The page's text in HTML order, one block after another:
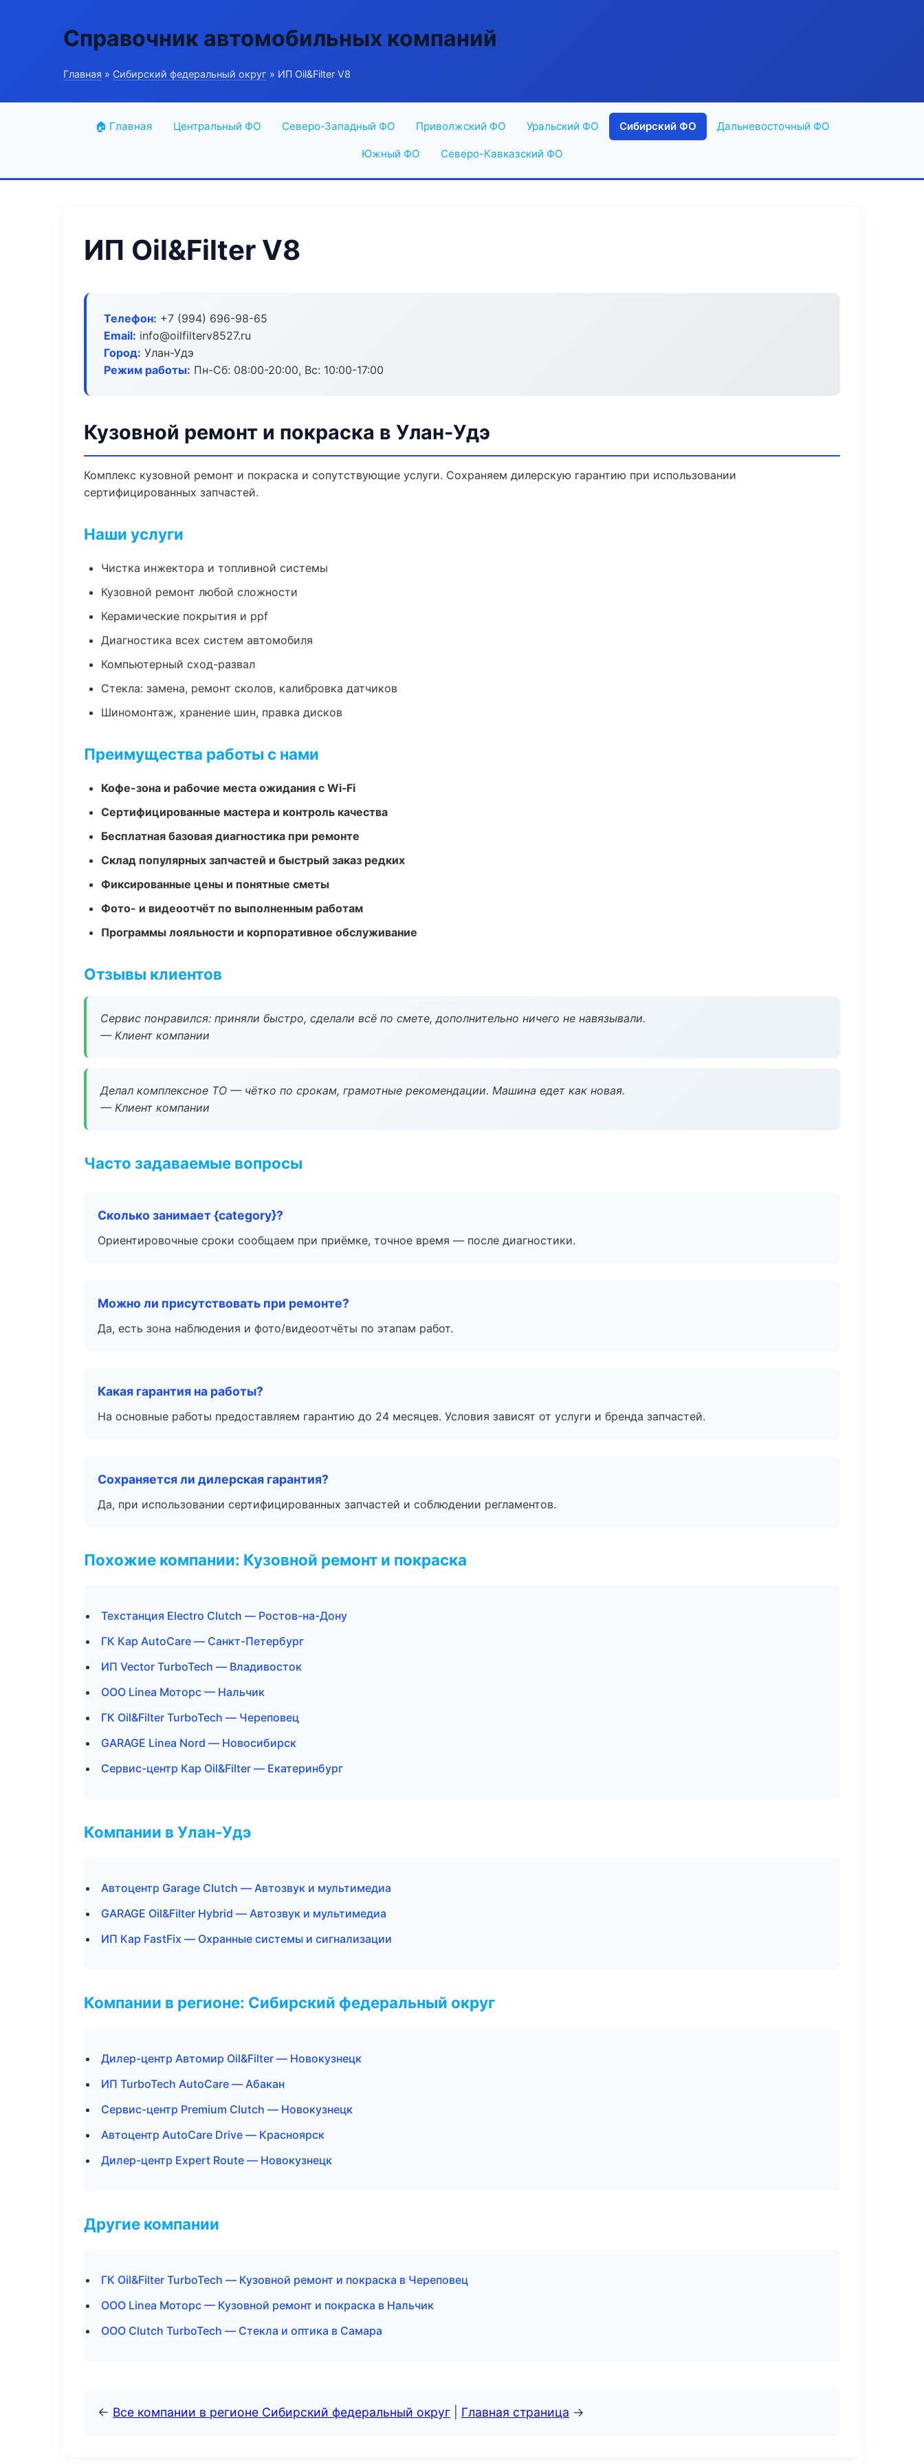
Справочник автомобильных компаний
Главная » Сибирский федеральный округ » ИП Oil&Filter V8
🏠 Главная Центральный ФО Северо-Западный ФО Приволжский ФО Уральский ФО Сибирский ФО Дальневосточный ФО
Южный ФО Северо-Кавказский ФО
ИП Oil&Filter V8
Телефон: +7 (994) 696-98-65
Email: info@oilfilterv8527.ru
Город: Улан-Удэ
Режим работы: Пн-Сб: 08:00-20:00, Вс: 10:00-17:00
Кузовной ремонт и покраска в Улан-Удэ
Комплекс кузовной ремонт и покраска и сопутствующие услуги. Сохраняем дилерскую гарантию при использовании
сертифицированных запчастей.
Наши услуги
Чистка инжектора и топливной системы
Кузовной ремонт любой сложности
Керамические покрытия и ppf
Диагностика всех систем автомобиля
Компьютерный сход-развал
Стекла: замена, ремонт сколов, калибровка датчиков
Шиномонтаж, хранение шин, правка дисков
Преимущества работы с нами
Кофе-зона и рабочие места ожидания с Wi‑Fi
Сертифицированные мастера и контроль качества
Бесплатная базовая диагностика при ремонте
Склад популярных запчастей и быстрый заказ редких
Фиксированные цены и понятные сметы
Фото- и видеоотчёт по выполненным работам
Программы лояльности и корпоративное обслуживание
Отзывы клиентов
Сервис понравился: приняли быстро, сделали всё по смете, дополнительно ничего не навязывали.
— Клиент компании
Делал комплексное ТО — чётко по срокам, грамотные рекомендации. Машина едет как новая.
— Клиент компании
Часто задаваемые вопросы
Сколько занимает {category}?
Ориентировочные сроки сообщаем при приёмке, точное время — после диагностики.
Можно ли присутствовать при ремонте?
Да, есть зона наблюдения и фото/видеоотчёты по этапам работ.
Какая гарантия на работы?
На основные работы предоставляем гарантию до 24 месяцев. Условия зависят от услуги и бренда запчастей.
Сохраняется ли дилерская гарантия?
Да, при использовании сертифицированных запчастей и соблюдении регламентов.
Похожие компании: Кузовной ремонт и покраска
Техстанция Electro Clutch — Ростов-на-Дону
ГК Кар AutoCare — Санкт-Петербург
ИП Vector TurboTech — Владивосток
ООО Linea Моторс — Нальчик
ГК Oil&Filter TurboTech — Череповец
GARAGE Linea Nord — Новосибирск
Сервис-центр Кар Oil&Filter — Екатеринбург
Компании в Улан-Удэ
Автоцентр Garage Clutch — Автозвук и мультимедиа
GARAGE Oil&Filter Hybrid — Автозвук и мультимедиа
ИП Кар FastFix — Охранные системы и сигнализации
Компании в регионе: Сибирский федеральный округ
Дилер-центр Автомир Oil&Filter — Новокузнецк
ИП TurboTech AutoCare — Абакан
Сервис-центр Premium Clutch — Новокузнецк
Автоцентр AutoCare Drive — Красноярск
Дилер-центр Expert Route — Новокузнецк
Другие компании
ГК Oil&Filter TurboTech — Кузовной ремонт и покраска в Череповец
ООО Linea Моторс — Кузовной ремонт и покраска в Нальчик
ООО Clutch TurboTech — Стекла и оптика в Самара
← Все компании в регионе Сибирский федеральный округ Главная страница →